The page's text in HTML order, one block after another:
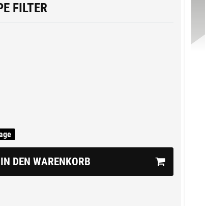
FILTER
IN DEN WARENKORB